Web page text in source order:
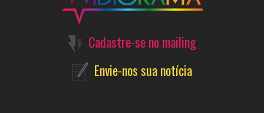
Cadastre-se no mailing
Envie-nos sua notícia